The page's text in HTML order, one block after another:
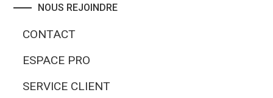
NOUS REJOINDRE
CONTACT
ESPACE PRO
SERVICE CLIENT